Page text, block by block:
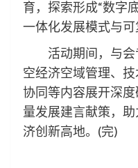
育，探索形成“数字
一体化发展模式与可
活动期间，与会
空经济空域管理、
协同等内容展开深
量发展建言献策，
济创新高地。(完)